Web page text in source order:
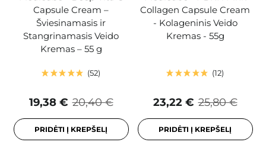
Capsule Cream –
Šviesinamasis ir
Stangrinamasis Veido
Kremas – 55 g
52
20,40 €
19,38 €
PRIDĖTI Į KREPŠELĮ
Collagen Capsule Cream
- Kolageninis Veido
Kremas - 55g
12
25,80 €
23,22 €
PRIDĖTI Į KREPŠELĮ